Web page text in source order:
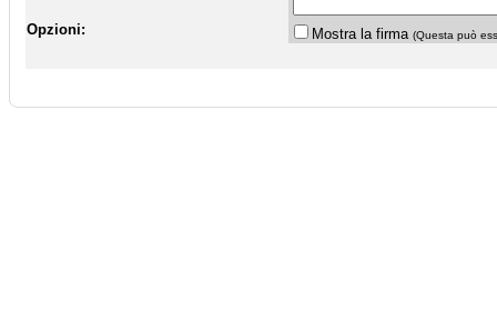
Opzioni: Mostra la firma (Questa può